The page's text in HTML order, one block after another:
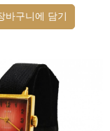
바구니에 담기